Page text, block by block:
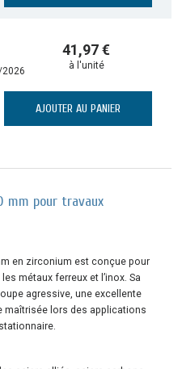
41,97 €
à l'unité
AJOUTER AU PANIER
mm pour travaux
en zirconium est conçue pour
métaux ferreux et l’inox. Sa
agressive, une excellente
maîtrisée lors des applications